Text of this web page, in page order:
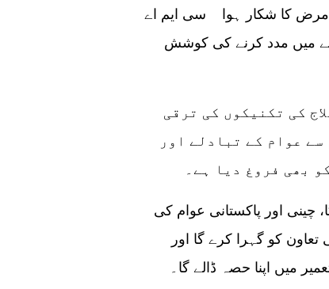
مرض کا شکار ہوا سی ایم اے
میں مدد کرنے کی کوشش
کی تکنیکوں کی ترقی
عوام کے تبادلے اور
بھی فروغ دیا ہے۔
چینی اور پاکستانی عوام کی
کو گہرا کرے گا اور
میں اپنا حصہ ڈالے گا۔